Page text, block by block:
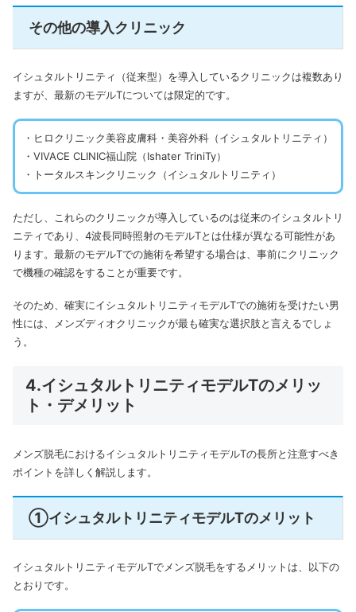
その他の導入クリニック
イシュタルトリニティ（従来型）を導入しているクリニックは複数あり
ますが、最新のモデルTについては限定的です。
・ヒロクリニック美容皮膚科・美容外科（イシュタルトリニティ）
・VIVACE CLINIC福山院（Ishater TriniTy）
・トータルスキンクリニック（イシュタルトリニティ）
ただし、これらのクリニックが導入しているのは従来のイシュタルトリ
ニティであり、4波長同時照射のモデルTとは仕様が異なる可能性があ
ります。最新のモデルTでの施術を希望する場合は、事前にクリニック
で機種の確認をすることが重要です。
そのため、確実にイシュタルトリニティモデルTでの施術を受けたい男
性には、メンズディオクリニックが最も確実な選択肢と言えるでしょ
う。
4.イシュタルトリニティモデルTのメリッ
ト・デメリット
メンズ脱毛におけるイシュタルトリニティモデルTの長所と注意すべき
ポイントを詳しく解説します。
①イシュタルトリニティモデルTのメリット
イシュタルトリニティモデルTでメンズ脱毛をするメリットは、以下の
とおりです。